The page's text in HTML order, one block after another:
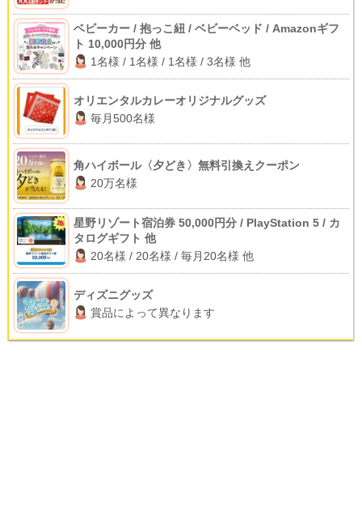
ベビーカー / 抱っこ紐 / ベビーベッド / Amazonギフ
ト 10,000円分 他
1名様 / 1名様 / 1名様 / 3名様 他
オリエンタルカレーオリジナルグッズ
毎月500名様
角ハイボール〈夕どき〉無料引換えクーポン
20万名様
星野リゾート宿泊券 50,000円分 / PlayStation 5 / カ
タログギフト 他
20名様 / 20名様 / 毎月20名様 他
ディズニグッズ
賞品によって異なります